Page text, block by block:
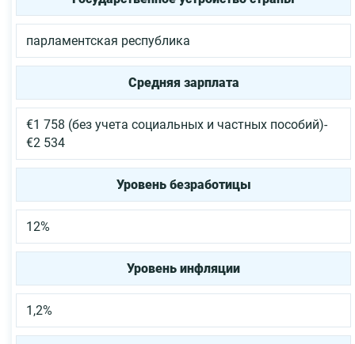
парламентская республика
Средняя зарплата
€1 758 (без учета социальных и частных пособий)-
€2 534
Уровень безработицы
12%
Уровень инфляции
1,2%